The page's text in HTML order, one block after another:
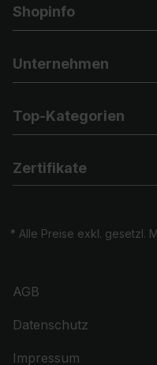
Shopinfo
Unternehmen
Top-Kategorien
Zertifikate
* Alle Preise exkl. gesetzl.
AGB
Datenschutz
Impressum